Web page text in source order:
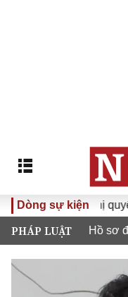
Dòng sự kiện
Đưa Nghị quyết Đại
PHÁP LUẬT Hồ sơ